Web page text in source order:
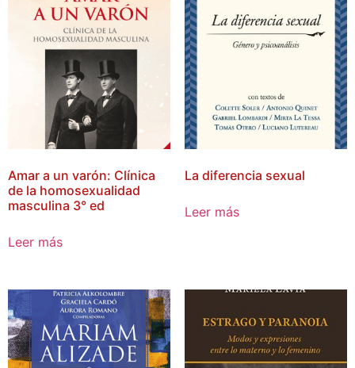
Amar a un varón: Clínica
de la homosexualidad
masculina 3° ed
Leer más
La diferencia sexual
Leer más